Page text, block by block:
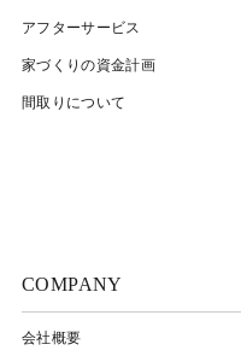
アフターサービス
家づくりの資金計画
間取りについて
COMPANY
会社概要